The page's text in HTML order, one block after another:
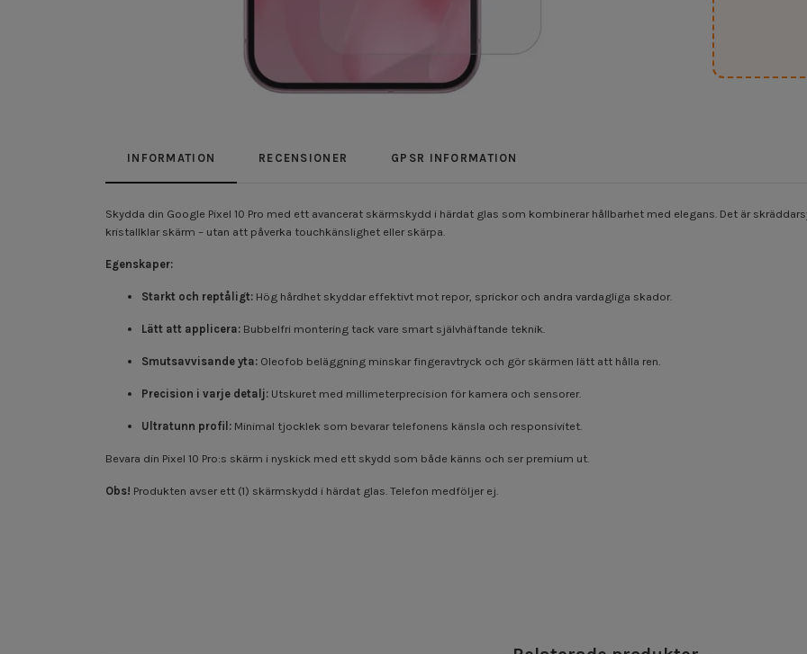
INFORMATION RECENSIONER GPSR INFORMATION
Skydda din Google Pixel 10 Pro med ett avancerat skärmskydd i härdat glas som kombinerar hållbarhet med elegans. Det är
kristallklar skärm – utan att påverka touchkänslighet eller skärpa.
Egenskaper:
Starkt och reptåligt: Hög hårdhet skyddar effektivt mot repor, sprickor och andra vardagliga skador.
Lätt att applicera: Bubbelfri montering tack vare smart självhäftande teknik.
Smutsavvisande yta: Oleofob beläggning minskar fingeravtryck och gör skärmen lätt att hålla ren.
Precision i varje detalj: Utskuret med millimeterprecision för kamera och sensorer.
Ultratunn profil: Minimal tjocklek som bevarar telefonens känsla och responsivitet.
Bevara din Pixel 10 Pro:s skärm i nyskick med ett skydd som både känns och ser premium ut.
Obs! Produkten avser ett (1) skärmskydd i härdat glas. Telefon medföljer ej.